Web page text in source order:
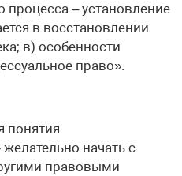
процесса – установление
в восстановлении
в) особенности
право».
понятия
начать с
правовыми